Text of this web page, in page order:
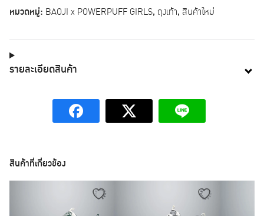
หมวดหมู่: BAOJI x POWERPUFF GIRLS, ถุงเท้า, สินค้าใหม่
รายละเอียดสินค้า
สินค้าที่เกี่ยวข้อง